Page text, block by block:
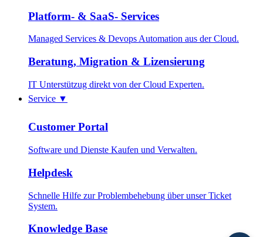
Platform- & SaaS- Services
Managed Services & Devops Automation aus der Cloud.
Beratung, Migration & Lizensierung
IT Unterstützug direkt von der Cloud Experten.
Service ▼
Customer Portal
Software und Dienste Kaufen und Verwalten.
Helpdesk
Schnelle Hilfe zur Problembehebung über unser Ticket
System.
Knowledge Base